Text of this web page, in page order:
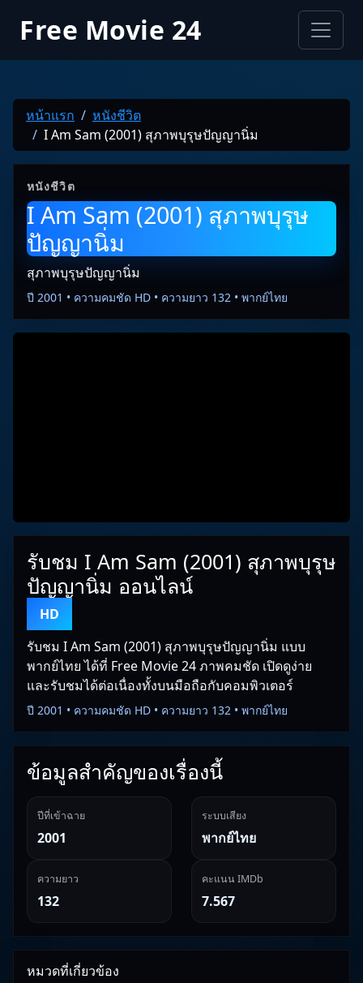
Free Movie 24
หน้าแรก
หนังชีวิต
I Am Sam (2001) สุภาพบุรุษปัญญานิ่ม
หนังชีวิต
I Am Sam (2001) สุภาพบุรุษ
ปัญญานิ่ม
สุภาพบุรุษปัญญานิ่ม
ปี 2001 • ความคมชัด HD • ความยาว 132 • พากย์ไทย
รับชม I Am Sam (2001) สุภาพบุรุษ
ปัญญานิ่ม ออนไลน์
HD
รับชม I Am Sam (2001) สุภาพบุรุษปัญญานิ่ม แบบ
พากย์ไทย ได้ที่ Free Movie 24 ภาพคมชัด เปิดดูง่าย
และรับชมได้ต่อเนื่องทั้งบนมือถือกับคอมพิวเตอร์
ปี 2001 • ความคมชัด HD • ความยาว 132 • พากย์ไทย
ข้อมูลสำคัญของเรื่องนี้
ปีที่เข้าฉาย
2001
ระบบเสียง
พากย์ไทย
ความยาว
132
คะแนน IMDb
7.567
หมวดที่เกี่ยวข้อง